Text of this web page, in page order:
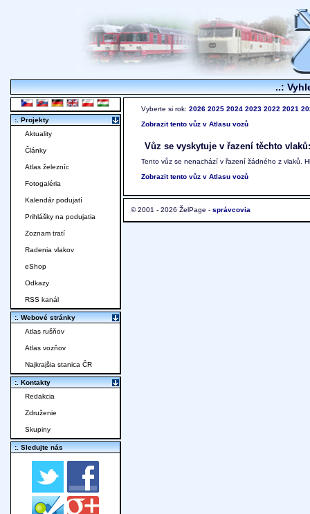
..:
Vyberte si rok: 2026 2025 2024 2023 2022 2021
Zobrazit tento vůz v Atlasu vozů
Vůz se vyskytuje v řazení těchto vlaků:
Tento vůz se nenachází v řazení žádného z vlaků.
Zobrazit tento vůz v Atlasu vozů
© 2001 - 2026 ŽelPage - správcovia
:. Projekty
Aktuality
Články
Atlas železníc
Fotogaléria
Kalendár podujatí
Prihlášky na podujatia
Zoznam tratí
Radenia vlakov
eShop
Odkazy
RSS kanál
:. Webové stránky
Atlas rušňov
Atlas vozňov
Najkrajšia stanica ČR
:. Kontakty
Redakcia
Združenie
Skupiny
:. Sledujte nás